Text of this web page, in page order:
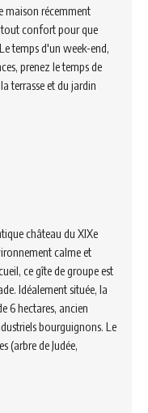
maison récemment
tout confort pour que
temps d'un week-end,
prenez le temps de
terrasse et du jardin
château du XIXe
calme et
ce gîte de groupe est
Idéalement située, la
6 hectares, ancien
bourguignons. Le
(arbre de Judée,